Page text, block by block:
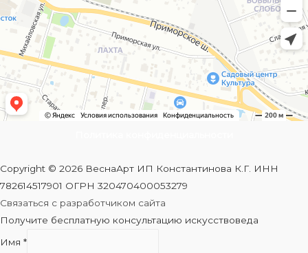
Copyright © 2026 ВеснаАрт ИП Константинова К.Г. ИНН
782614517901 ОГРН 320470400053279
Связаться с разработчиком сайта
Получите бесплатную консультацию искусствоведа
Имя *